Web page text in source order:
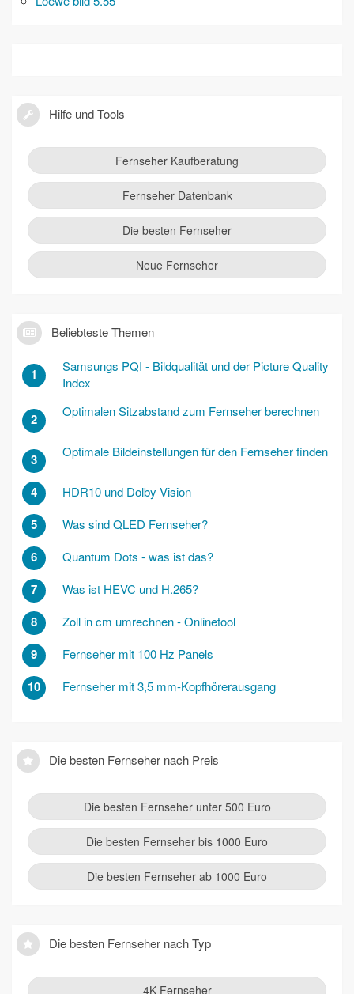
Hilfe und Tools
Fernseher Kaufberatung
Fernseher Datenbank
Die besten Fernseher
Neue Fernseher
Beliebteste Themen
1
Samsungs PQI - Bildqualität und der Picture Quality
Index
2 Optimalen Sitzabstand zum Fernseher berechnen
3 Optimale Bildeinstellungen für den Fernseher finden
4 HDR10 und Dolby Vision
5 Was sind QLED Fernseher?
6 Quantum Dots - was ist das?
7 Was ist HEVC und H.265?
8 Zoll in cm umrechnen - Onlinetool
9 Fernseher mit 100 Hz Panels
10 Fernseher mit 3,5 mm-Kopfhörerausgang
Die besten Fernseher nach Preis
Die besten Fernseher unter 500 Euro
Die besten Fernseher bis 1000 Euro
Die besten Fernseher ab 1000 Euro
Die besten Fernseher nach Typ
4K Fernseher